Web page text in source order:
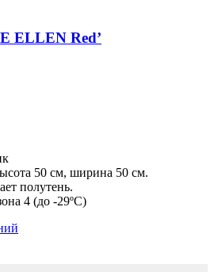
ELLEN Red’
50 см, ширина 50 см.
полутень.
4 (до -29ºС)